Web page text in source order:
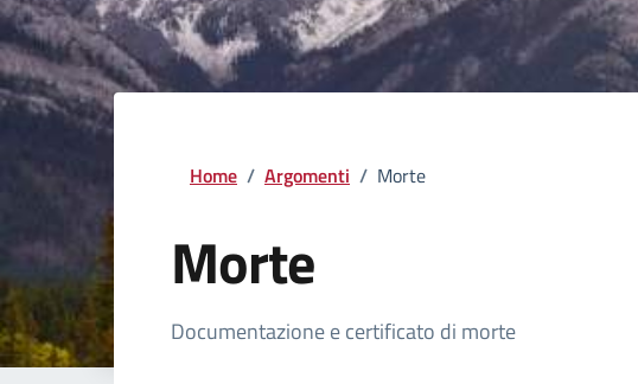
Home / Argomenti / Morte
Morte
Dettagli della notizia
Documentazione e certificato di morte